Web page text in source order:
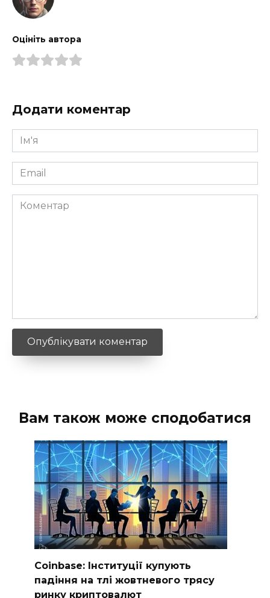
Оцініть автора
Додати коментар
Ім'я
*
Email
*
Коментар
Вам також може сподобатися
Coinbase: Інституції купують
падіння на тлі жовтневого трясу
ринку криптовалют